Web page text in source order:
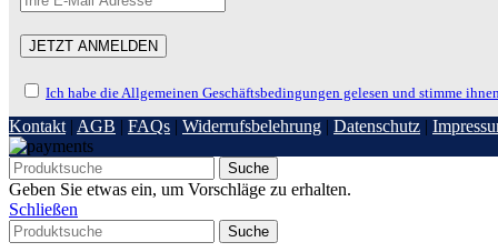
Ich habe die Allgemeinen Geschäftsbedingungen gelesen und stimme
Kontakt| AGB FAQs Widerrufsbelehrung Datenschutz
Suche
Geben Sie etwas ein, um Vorschläge zu erhalten.
Schließen
Suche